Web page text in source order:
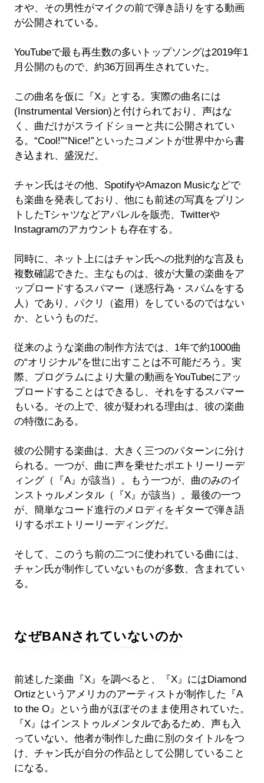
オや、その男性がマイクの前で弾き語りをする動画
が公開されている。
YouTubeで最も再生数の多いトップソングは2019年1
月公開のもので、約36万回再生されていた。
この曲名を仮に『X』とする。実際の曲名には
(Instrumental Version)と付けられており、声はな
く、曲だけがスライドショーと共に公開されてい
る。“Cool!”“Nice!”といったコメントが世界中から書
き込まれ、盛況だ。
チャン氏はその他、SpotifyやAmazon Musicなどで
も楽曲を発表しており、他にも前述の写真をプリン
トしたTシャツなどアパレルを販売、Twitterや
Instagramのアカウントも存在する。
同時に、ネット上にはチャン氏への批判的な言及も
複数確認できた。主なものは、彼が大量の楽曲をア
ップロードするスパマー（迷惑行為・スパムをする
人）であり、パクリ（盗用）をしているのではない
か、というものだ。
従来のような楽曲の制作方法では、1年で約1000曲
の“オリジナル”を世に出すことは不可能だろう。実
際、プログラムにより大量の動画をYouTubeにアッ
プロードすることはできるし、それをするスパマー
もいる。その上で、彼が疑われる理由は、彼の楽曲
の特徴にある。
彼の公開する楽曲は、大きく三つのパターンに分け
られる。一つが、曲に声を乗せたポエトリーリーデ
ィング（『A』が該当）。もう一つが、曲のみのイ
ンストゥルメンタル（『X』が該当）。最後の一つ
が、簡単なコード進行のメロディをギターで弾き語
りするポエトリーリーディングだ。
そして、このうち前の二つに使われている曲には、
チャン氏が制作していないものが多数、含まれてい
る。
なぜBANされていないのか
前述した楽曲『X』を調べると、『X』にはDiamond
Ortizというアメリカのアーティストが制作した『A
to the O』という曲がほぼそのまま使用されていた。
『X』はインストゥルメンタルであるため、声も入
っていない。他者が制作した曲に別のタイトルをつ
け、チャン氏が自分の作品として公開していること
になる。